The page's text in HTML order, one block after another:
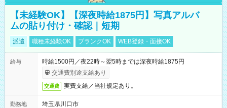
【未経験OK】【深夜時給1875円】写真アルバ
ムの貼り付け・確認｜短期
派遣 職種未経験OK ブランクOK WEB登録・面接OK
給与
時給1500円／夜22時～翌5時までは深夜時給1875円
交通費別途支給あり
交通費 実費支給／当社規定あり。
勤務地
埼玉県川口市